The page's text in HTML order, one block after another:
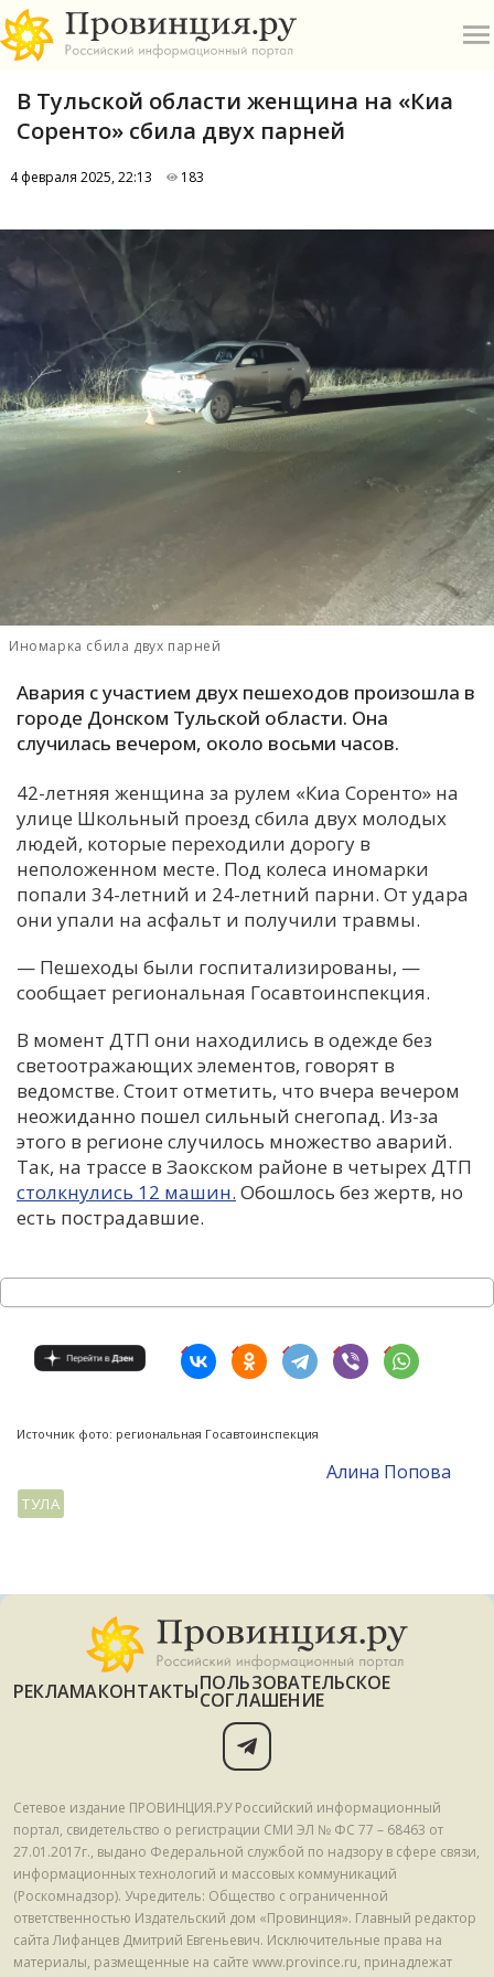
Б
В
Е
И
М
Н
О
Р
У
Х
Ч
В Тульской области женщина на «Киа
Соренто» сбила двух парней
4 февраля 2025, 22:13 183
Иномарка сбила двух парней
Авария с участием двух пешеходов произошла в
городе Донском Тульской области. Она
случилась вечером, около восьми часов.
42-летняя женщина за рулем «Киа Соренто» на
улице Школьный проезд сбила двух молодых
людей, которые переходили дорогу в
неположенном месте. Под колеса иномарки
попали 34-летний и 24-летний парни. От удара
они упали на асфальт и получили травмы.
— Пешеходы были госпитализированы, —
сообщает региональная Госавтоинспекция.
В момент ДТП они находились в одежде без
светоотражающих элементов, говорят в
ведомстве. Стоит отметить, что вчера вечером
неожиданно пошел сильный снегопад. Из-за
этого в регионе случилось множество аварий.
Так, на трассе в Заокском районе в четырех ДТП
столкнулись 12 машин. Обошлось без жертв, но
есть пострадавшие.
Источник фото: региональная Госавтоинспекция
Алина Попова
ТУЛА
РЕКЛАМАКОНТАКТЫПОЛЬЗОВАТЕЛЬСКОЕ
СОГЛАШЕНИЕ
Сетевое издание ПРОВИНЦИЯ.РУ Российский информационный
портал, свидетельство о регистрации СМИ ЭЛ № ФС 77 – 68463 от
27.01.2017г., выдано Федеральной службой по надзору в сфере связи,
информационных технологий и массовых коммуникаций
(Роскомнадзор). Учредитель: Общество с ограниченной
ответственностью Издательский дом «Провинция». Главный редактор
сайта Лифанцев Дмитрий Евгеньевич. Исключительные права на
материалы, размещенные на сайте www.province.ru, принадлежат